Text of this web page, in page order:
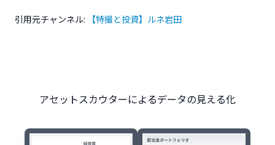
引用元チャンネル: 【特撮と投資】ルネ岩田
アセットスカウターによるデータの見える化